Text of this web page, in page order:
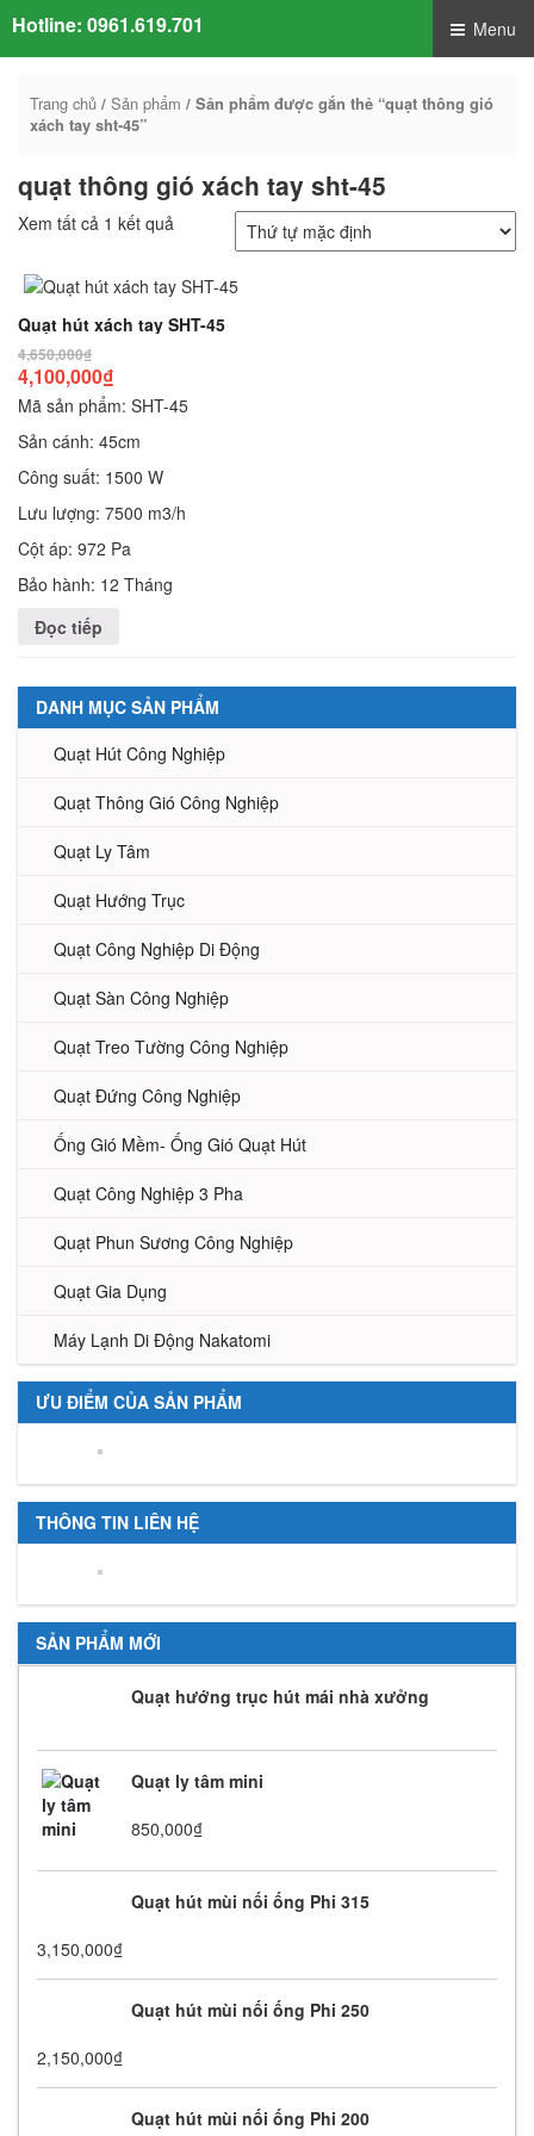
Hotline: 0961.619.701 Menu
DANH MỤC SẢN PHẨM
Quạt Hút Công Nghiệp
Quạt Thông Gió Công Nghiệp
Quạt Ly Tâm
Quạt Hướng Trục
Quạt Công Nghiệp Di Động
Quạt Sàn Công Nghiệp
Quạt Treo Tường Công Nghiệp
Quạt Đứng Công Nghiệp
Ống Gió Mềm- Ống Gió Quạt Hút
Quạt Công Nghiệp 3 Pha
Quạt Phun Sương Công Nghiệp
Quạt Gia Dụng
Máy Lạnh Di Động Nakatomi
ƯU ĐIỂM CỦA SẢN PHẨM
THÔNG TIN LIÊN HỆ
SẢN PHẨM MỚI
Quạt hướng trục hút mái nhà xưởng
Quạt ly tâm mini
850,000₫
Quạt hút mùi nối ống Phi 315
3,150,000₫
Quạt hút mùi nối ống Phi 250
2,150,000₫
Quạt hút mùi nối ống Phi 200
Trang chủ / Sản phẩm / Sản phẩm được gắn thẻ “quạt thông gió
xách tay sht-45”
quạt thông gió xách tay sht-45
Xem tất cả 1 kết quả
Quạt hút xách tay SHT-45
4,650,000₫
4,100,000₫
Mã sản phẩm: SHT-45
Sản cánh: 45cm
Công suất: 1500 W
Lưu lượng: 7500 m3/h
Cột áp: 972 Pa
Bảo hành: 12 Tháng
Đọc tiếp